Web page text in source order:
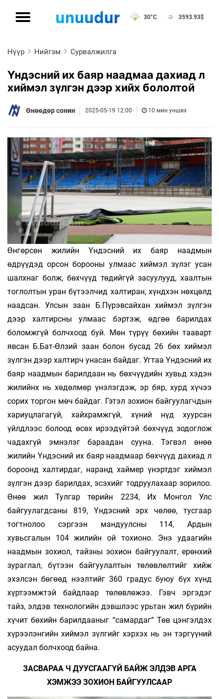
30°C 3593.93$
Нүүр Нийгэм Сурвалжилга
Үндэсний их баяр наадмаа дахиад л
хиймэл зүлгэн дээр хийх бололтой
Өнөөдөр сонин 2025-05-19 12:00 10 мин унших
Өнгөрсөн жилийн Үндэсний их баяр наадмын
өдрүүдэд орсон борооны улмаас хиймэл зүлэг усан
шалхнаг болж, бөхчүүд төдийгүй засуулууд, хаалтын
тоглолтын уран бүтээлчид халтиран, хүндхэн нөхцөлд
наадсан. Улсын заан Б.Пүрэвсайхан хиймэл зүлгэн
дээр халтирсны улмаас бэртэж, өдгөө барилдах
боломжгүй болчхоод буй. Мөн түрүү бөхийн тааварт
явсан Б.Бат-Өлзий заан болон бусад 26 бөх хиймэл
зүлгэн дээр халтирч унасан байдаг. Угтаа Үндэсний их
баяр наадмын барилдаан нь бөхчүүдийн хувьд хэдэн
жилийнх нь хөдөлмөр үнэлэгдэж, эр бяр, хурд хүчээ
сорих торгон мөч байдаг. Гэтэл зохион байгуулагчдын
хариуцлагагүй, хайхрамжгүй, хүний нүд хуурсан
үйлдлээс болоод өсөх ирээдүйтэй бөхчүүд зодоглож
чадахгүй эмнэлэг бараадан сууна. Тэгвэл өнөө
жилийн Үндэсний их баяр наадмаар бөхчүүд дахиад л
бороонд халтирдаг, наранд хаймер үнэртдэг хиймэл
зүлгэн дээр барилдах, эсэхийг тодруулахаар зорилоо.
Өнөө жил Тулгар төрийн 2234, Их Монгол Улс
байгуулагдсаны 819, Үндэсний эрх чөлөө, тусгаар
тогтнолоо сэргээн мандуулсны 114, Ардын
хувьсгалын 104 жилийн ой тохионо. Энэ удаагийн
наадмын зохиол, тайзны зохион байгуулалт, ерөнхий
зураглал, бүтээн байгуулалтын төлөвлөлтийг хийж
эхэлсэн бөгөөд нээлтийг 360 градус буюу бүх хүнд
хүртээмжтэй байдлаар төлөвлөжээ. Гэвч эргэдэг
тайз, элдэв технологийн дэвшлээс урьтан жил бүрийн
хүчит бөхийн барилдааныг “самардаг” Төв цэнгэлдэх
хүрээлэнгийн хиймэл зүлгийг хэрхэх нь эн тэргүүний
асуудал болчхоод байна.
ЗАСВАРАА Ч ДУУСГААГҮЙ БАЙЖ ЭЛДЭВ АРГА
ХЭМЖЭЭ ЗОХИОН БАЙГУУЛСААР